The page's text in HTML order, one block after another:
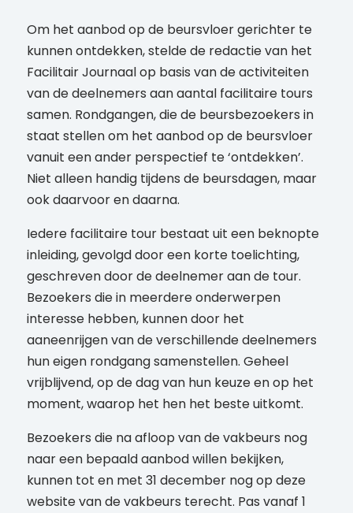
Om het aanbod op de beursvloer gerichter te
kunnen ontdekken, stelde de redactie van het
Facilitair Journaal op basis van de activiteiten
van de deelnemers aan aantal facilitaire tours
samen. Rondgangen, die de beursbezoekers in
staat stellen om het aanbod op de beursvloer
vanuit een ander perspectief te ‘ontdekken’.
Niet alleen handig tijdens de beursdagen, maar
ook daarvoor en daarna.
Iedere facilitaire tour bestaat uit een beknopte
inleiding, gevolgd door een korte toelichting,
geschreven door de deelnemer aan de tour.
Bezoekers die in meerdere onderwerpen
interesse hebben, kunnen door het
aaneenrijgen van de verschillende deelnemers
hun eigen rondgang samenstellen. Geheel
vrijblijvend, op de dag van hun keuze en op het
moment, waarop het hen het beste uitkomt.
Bezoekers die na afloop van de vakbeurs nog
naar een bepaald aanbod willen bekijken,
kunnen tot en met 31 december nog op deze
website van de vakbeurs terecht. Pas vanaf 1